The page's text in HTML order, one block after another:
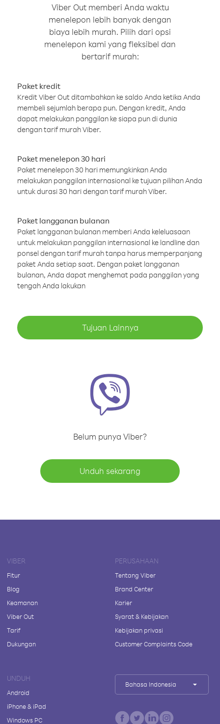
Viber Out memberi Anda waktu
menelepon lebih banyak dengan
biaya lebih murah. Pilih dari opsi
menelepon kami yang fleksibel dan
bertarif murah:
Paket kredit
Kredit Viber Out ditambahkan ke saldo Anda ketika Anda
membeli sejumlah berapa pun. Dengan kredit, Anda
dapat melakukan panggilan ke siapa pun di dunia
dengan tarif murah Viber.
Paket menelepon 30 hari
Paket menelepon 30 hari memungkinkan Anda
melakukan panggilan internasional ke tujuan pilihan Anda
untuk durasi 30 hari dengan tarif murah Viber.
Paket langganan bulanan
Paket langganan bulanan memberi Anda keleluasaan
untuk melakukan panggilan internasional ke landline dan
ponsel dengan tarif murah tanpa harus memperpanjang
paket Anda setiap saat. Dengan paket langganan
bulanan, Anda dapat menghemat pada panggilan yang
tengah Anda lakukan
Tujuan Lainnya
Belum punya Viber?
Unduh sekarang
VIBER
Fitur
Blog
Keamanan
Viber Out
Tarif
Dukungan
PERUSAHAAN
Tentang Viber
Brand Center
Karier
Syarat & Kebijakan
Kebijakan privasi
Customer Complaints Code
UNDUH
Android
iPhone & iPad
Windows PC
Bahasa Indonesia